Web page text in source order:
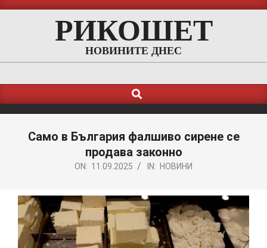
Skip
РИКОШЕТ
НОВИНИТЕ ДНЕС
Navigation
Search
Само в България фалшиво сирене се
продава законно
ON: 11.09.2025 IN: НОВИНИ